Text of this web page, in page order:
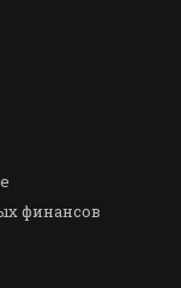
финансов